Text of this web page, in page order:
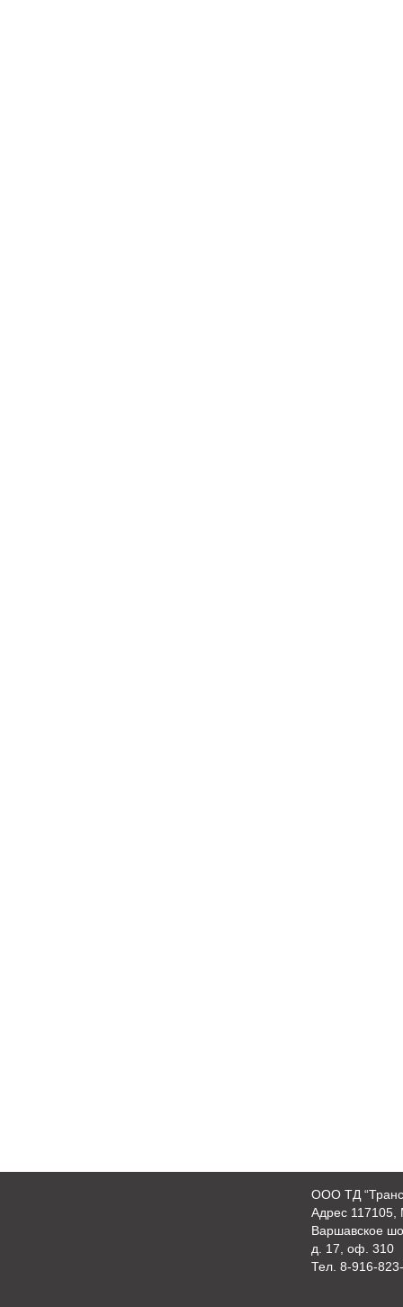
OOO ТД
Адрес 117105,
Варшавское
д. 17, оф. 310
Тел. 8-916-